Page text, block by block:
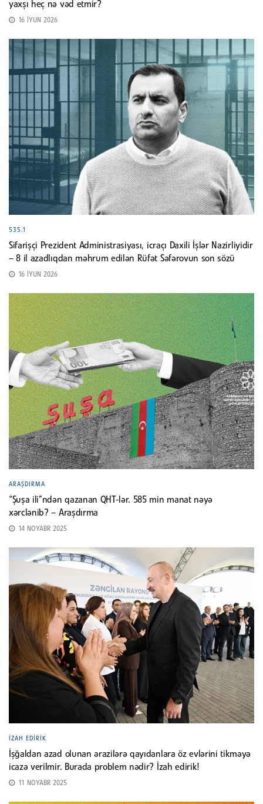
yaxşı heç nə vəd etmir?
16 İYUN 2026
535.1
Sifarişçi Prezident Administrasiyası, icraçı Daxili İşlər Nazirliyidir
– 8 il azadlıqdan məhrum edilən Rüfət Səfərovun son sözü
16 İYUN 2026
ARAŞDIRMA
“Şuşa ili”ndən qazanan QHT-lər. 585 min manat nəyə
xərclənib? – Araşdırma
14 NOYABR 2025
İZAH EDIRIK
İşğaldan azad olunan ərazilərə qayıdanlara öz evlərini tikməyə
icazə verilmir. Burada problem nədir? İzah edirik!
11 NOYABR 2025